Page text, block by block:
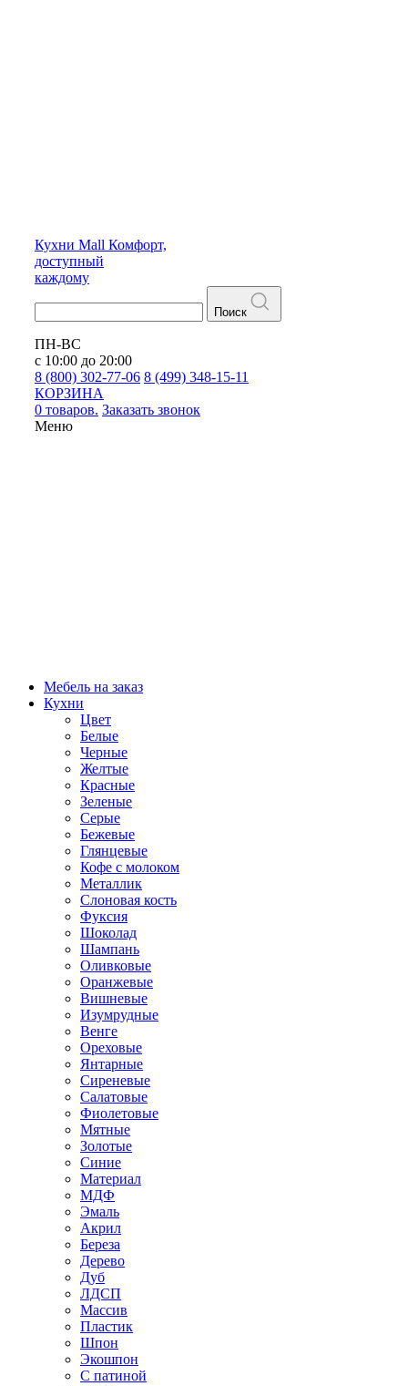
Кухни Mall Комфорт,
доступный
каждому
Поиск
ПН-ВС
с 10:00 до 20:00
8 (800) 302-77-06 8 (499) 348-15-11
КОРЗИНА
0 товаров. Заказать звонок
Меню
Мебель на заказ
Кухни
Цвет
Белые
Черные
Желтые
Красные
Зеленые
Серые
Бежевые
Глянцевые
Кофе с молоком
Металлик
Слоновая кость
Фуксия
Шоколад
Шампань
Оливковые
Оранжевые
Вишневые
Изумрудные
Венге
Ореховые
Янтарные
Сиреневые
Салатовые
Фиолетовые
Мятные
Золотые
Синие
Материал
МДФ
Эмаль
Акрил
Береза
Дерево
Дуб
ЛДСП
Массив
Пластик
Шпон
Экошпон
С патиной